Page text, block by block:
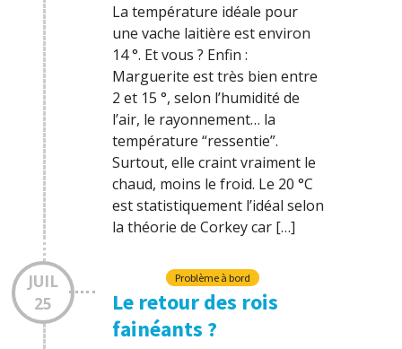
La température idéale pour
une vache laitière est environ
14 °. Et vous ? Enfin :
Marguerite est très bien entre
2 et 15 °, selon l’humidité de
l’air, le rayonnement… la
température “ressentie”.
Surtout, elle craint vraiment le
chaud, moins le froid. Le 20 °C
est statistiquement l’idéal selon
la théorie de Corkey car […]
JUIL
25
Problème à bord
Le retour des rois
fainéants ?